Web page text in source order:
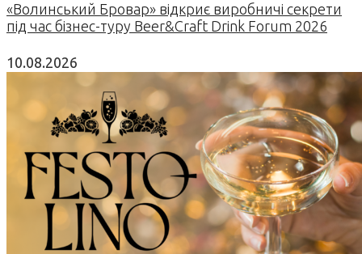
«Волинський Бровар» відкриє виробничі секрети
під час бізнес-туру Beer&Craft Drink Forum 2026
10.08.2026